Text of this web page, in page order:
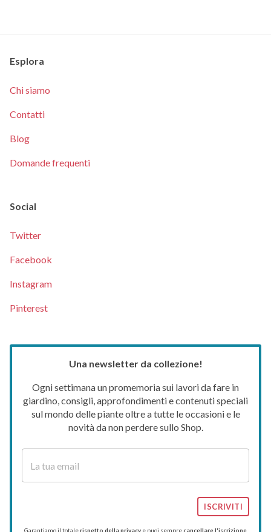
Esplora
Chi siamo
Contatti
Blog
Domande frequenti
Social
Twitter
Facebook
Instagram
Pinterest
Una newsletter da collezione!
Ogni settimana un promemoria sui lavori da fare in
giardino, consigli, approfondimenti e contenuti speciali
sul mondo delle piante oltre a tutte le occasioni e le
novità da non perdere sullo Shop.
ISCRIVITI
Garantiamo il totalerispetto della privacy e puoi semprecancellare l'iscrizione